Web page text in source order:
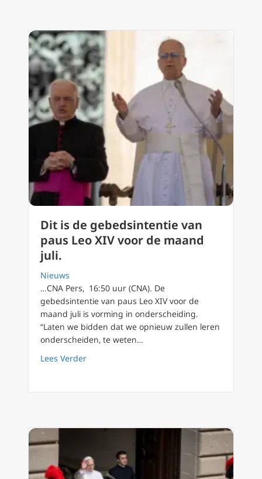
Dit is de gebedsintentie van
paus Leo XIV voor de maand
juli.
Nieuws
…CNA Pers, 16:50 uur (CNA). De
gebedsintentie van paus Leo XIV voor de
maand juli is vorming in onderscheiding.
“Laten we bidden dat we opnieuw zullen leren
onderscheiden, te weten…
Lees Verderabout Dit is de gebedsintentie van paus